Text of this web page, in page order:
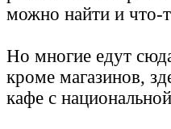
можно найти и что-
Но многие едут
кроме магазинов,
кафе с